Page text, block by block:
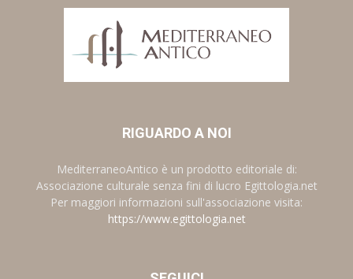
RIGUARDO A NOI
MediterraneoAntico è un prodotto editoriale di:
Associazione culturale senza fini di lucro Egittologia.net
Per maggiori informazioni sull'associazione visita:
https://www.egittologia.net